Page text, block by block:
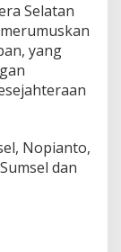
Selatan
yang
Nopianto,
dan